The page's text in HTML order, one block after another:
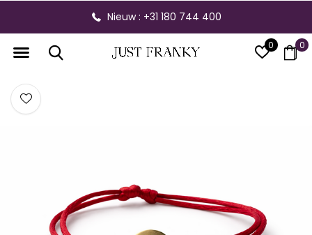
0 0
Nieuw : +31 180 744 400